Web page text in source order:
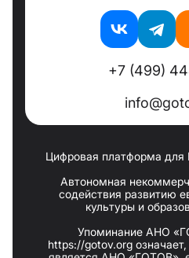
+7 (499)
Цифровая платформа для
Автономная
содействия развитию
культуры и
Упоминание АНО
https://gotov.org